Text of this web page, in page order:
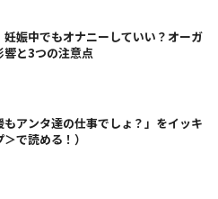
娠中でもオナニーしていい？オーガ
響と3つの注意点
アンタ達の仕事でしょ？」をイッキ
で読める！）